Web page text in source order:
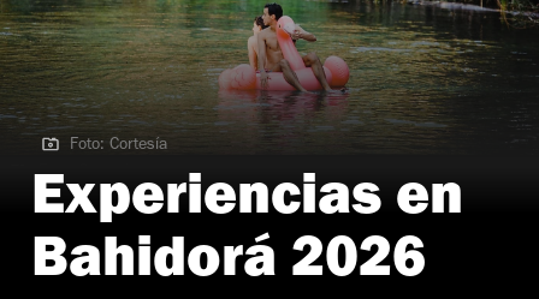
Foto: Cortesía
Foto: Cortesía
Experiencias en
Bahidorá 2026